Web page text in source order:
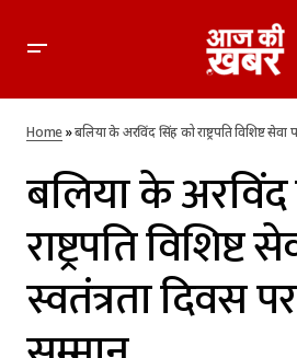
होगा सम्मान
Home»बलिया के अरविंद सिंह को राष्ट्रपति विशिष्ट
बलिया के
राष्ट्रपति
स्वतंत्रता दिवस